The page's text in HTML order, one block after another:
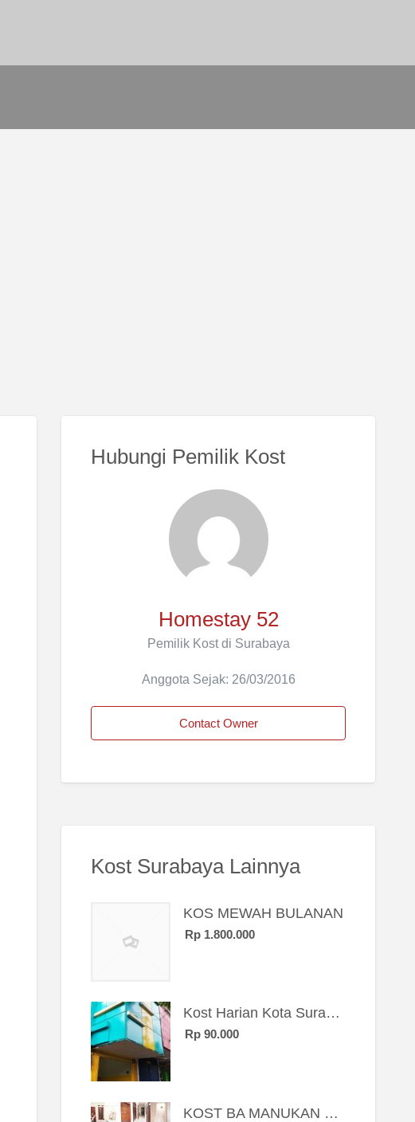
Hubungi Pemilik Kost
Homestay 52
Pemilik Kost di Surabaya
Anggota Sejak: 26/03/2016
Contact Owner
Kost Surabaya Lainnya
KOS MEWAH BULANAN
Rp 1.800.000
Kost Harian Kota Surabaya “Sierra Kost”
Rp 90.000
KOST BA MANUKAN SBY BRT